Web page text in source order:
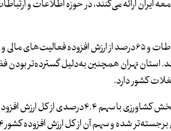
ارائه می‌کنند، در حوزه اطلاعات و
طبق آمارهای رسمی، ۷۹درصد از کل ارزش افزوده در حوزه اطلاعات و ارتباطات و
استان تهران همچنین به‌دلیل گسترده‌تر
کمترین سهم استان تهران مربوط به استخراج معدن با سهم